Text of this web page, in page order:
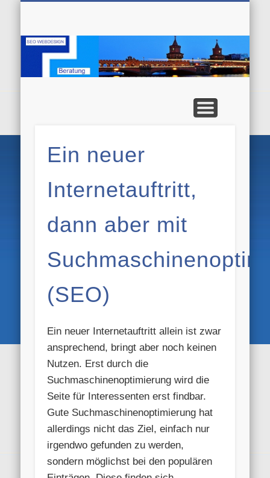
Ein neuer
Internetauftritt,
dann aber mit
(SEO)
Ein neuer Internetauftritt allein ist zwar
ansprechend, bringt aber noch keinen
Nutzen. Erst durch die
Suchmaschinenoptimierung wird die
Seite für Interessenten erst findbar.
Gute Suchmaschinenoptimierung hat
allerdings nicht das Ziel, einfach nur
irgendwo gefunden zu werden,
sondern möglichst bei den populären